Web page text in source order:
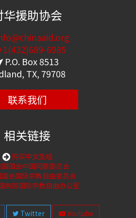
华援助协会
6985
P.O. Box 8513
TX, 79708
联系我们
相关链接
购买中文圣经
国会中国问题委员会
会国际宗教自由委员会
务院国际宗教自由办公室
Twitter Youtube